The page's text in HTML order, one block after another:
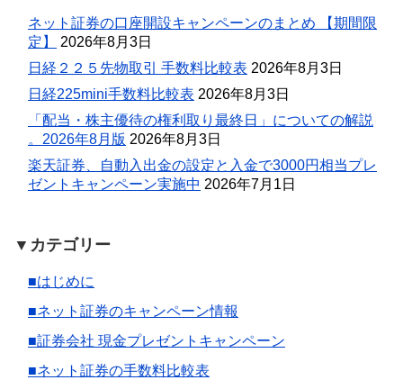
ネット証券の口座開設キャンペーンのまとめ 【期間限
定】
2026年8月3日
日経２２５先物取引 手数料比較表 2026年8月3日
日経225mini手数料比較表 2026年8月3日
「配当・株主優待の権利取り最終日」についての解説
。2026年8月版 2026年8月3日
楽天証券、自動入出金の設定と入金で3000円相当プレ
ゼントキャンペーン実施中 2026年7月1日
▼カテゴリー
■はじめに
■ネット証券のキャンペーン情報
■証券会社 現金プレゼントキャンペーン
■ネット証券の手数料比較表